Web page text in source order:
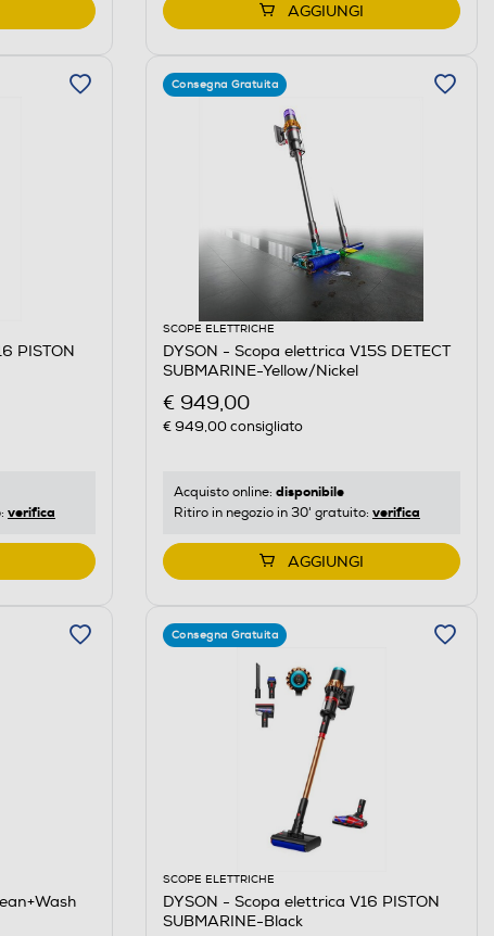
AGGIUNGI
PISTON
verifica
Consegna Gratuita
SCOPE ELETTRICHE
DYSON - Scopa elettrica V15S DETECT
SUBMARINE-Yellow/Nickel
€ 949,00
€ 949,00consigliato
Acquisto online: disponibile
Ritiro in negozio in 30' gratuito: verifica
AGGIUNGI
Consegna Gratuita
SCOPE ELETTRICHE
DYSON - Scopa elettrica V16 PISTON
SUBMARINE-Black